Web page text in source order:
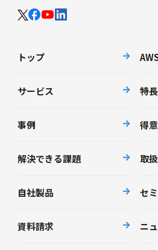
トップ
サービス 特長
事例 得
解決できる課題 取
自社製品 セ
資料請求 ニ